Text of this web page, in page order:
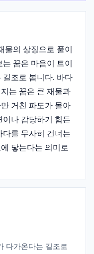
물의 상징으로 풀이
꿈은 마음이 트이
길조로 봅니다. 바다
는 꿈은 큰 재물과
거친 파도가 몰아
이나 감당하기 힘든
다를 무사히 건너는
닿는다는 의미로
다가온다는 길조로